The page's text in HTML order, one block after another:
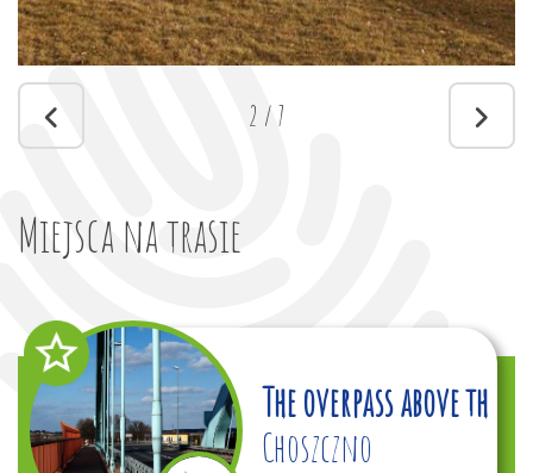
2 / 7
Miejsca na trasie
The overpass above the
Choszczno